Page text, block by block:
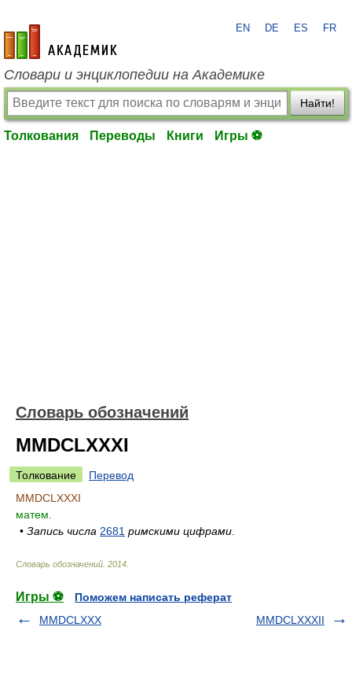
academic.ru
EN DE ES FR
Словари и энциклопедии на Академике
Найти!
Толкования Переводы Книги Игры ⚽
Словарь обозначений
MMDCLXXXI
Толкование
Перевод
MMDCLXXXI
матем.
• Запись числа 2681 римскими цифрами
Словарь обозначений 2014
Игры ⚽
Поможем написать реферат
MMDCLXXX
MMDCLXXXII